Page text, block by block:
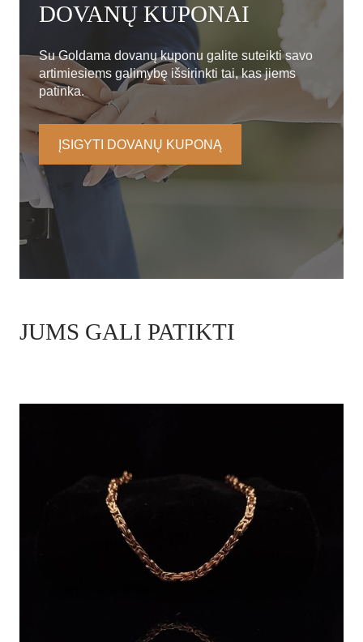
DOVANŲ KUPONAI
Su Goldama dovanų kuponu galite suteikti savo
artimiesiems galimybę išsirinkti tai, kas jiems
patinka.
ĮSIGYTI DOVANŲ KUPONĄ
JUMS GALI PATIKTI